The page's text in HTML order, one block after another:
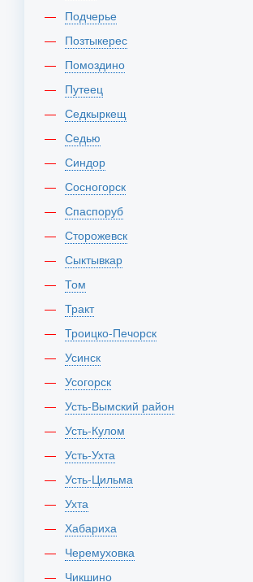
Подчерье
Позтыкерес
Помоздино
Путеец
Седкыркещ
Седью
Синдор
Сосногорск
Спаспоруб
Сторожевск
Сыктывкар
Том
Тракт
Троицко-Печорск
Усинск
Усогорск
Усть-Вымский район
Усть-Кулом
Усть-Ухта
Усть-Цильма
Ухта
Хабариха
Черемуховка
Чикшино